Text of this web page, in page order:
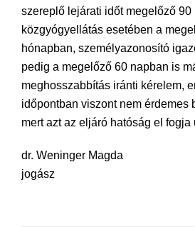
szereplő lejárati időt megelőző 90
közgyógyellátás esetében a
hónapban, személyazonosító
pedig a megelőző 60 napban is
meghosszabbítás iránti kérelem,
időpontban viszont nem érdemes
mert azt az eljáró hatóság el fogja
dr. Weninger Magda
jogász